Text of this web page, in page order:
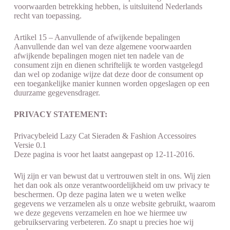
voorwaarden betrekking hebben, is uitsluitend Nederlands
recht van toepassing.
Artikel 15 – Aanvullende of afwijkende bepalingen
Aanvullende dan wel van deze algemene voorwaarden
afwijkende bepalingen mogen niet ten nadele van de
consument zijn en dienen schriftelijk te worden vastgelegd
dan wel op zodanige wijze dat deze door de consument op
een toegankelijke manier kunnen worden opgeslagen op een
duurzame gegevensdrager.
PRIVACY STATEMENT:
Privacybeleid Lazy Cat Sieraden & Fashion Accessoires
Versie 0.1
Deze pagina is voor het laatst aangepast op 12-11-2016.
Wij zijn er van bewust dat u vertrouwen stelt in ons. Wij zien
het dan ook als onze verantwoordelijkheid om uw privacy te
beschermen. Op deze pagina laten we u weten welke
gegevens we verzamelen als u onze website gebruikt, waarom
we deze gegevens verzamelen en hoe we hiermee uw
gebruikservaring verbeteren. Zo snapt u precies hoe wij